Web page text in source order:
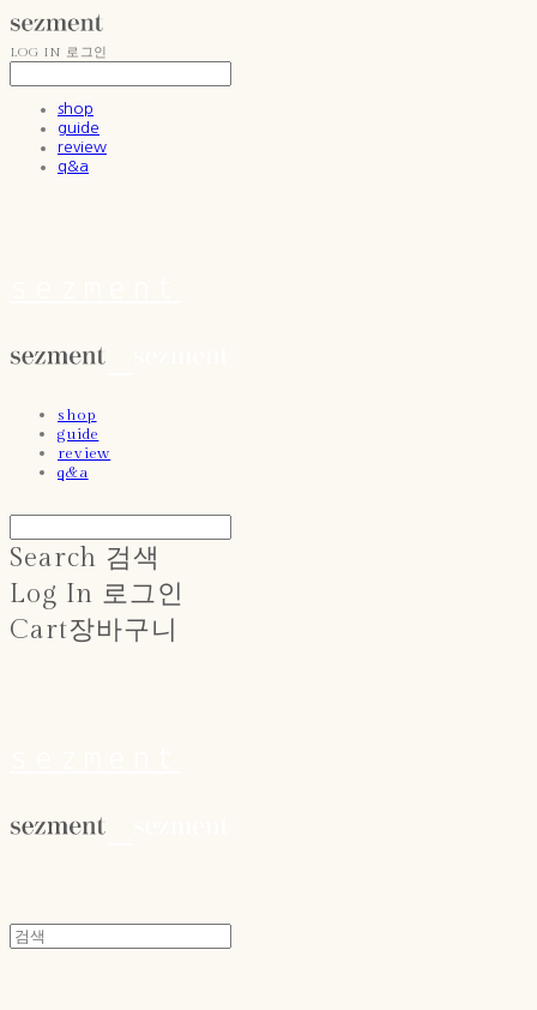
LOG IN 로그인
shop
guide
review
q&a
shop
guide
review
q&a
Search 검색
Log In 로그인
Cart장바구니